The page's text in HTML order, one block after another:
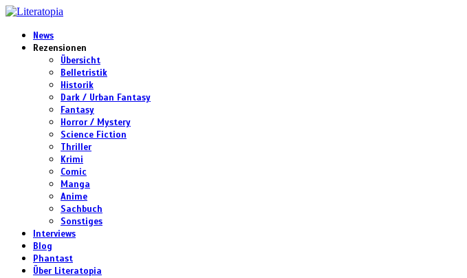
News
Rezensionen
Übersicht
Belletristik
Historik
Dark / Urban Fantasy
Fantasy
Horror / Mystery
Science Fiction
Thriller
Krimi
Comic
Manga
Anime
Sachbuch
Sonstiges
Interviews
Blog
Phantast
Über Literatopia